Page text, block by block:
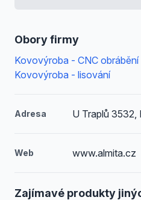
Obory firmy
Kovovýroba - CNC obrábění
Kovovýroba - lisování
Adresa U Traplů 3532,
Web www.almita.cz
Zajímavé produkty